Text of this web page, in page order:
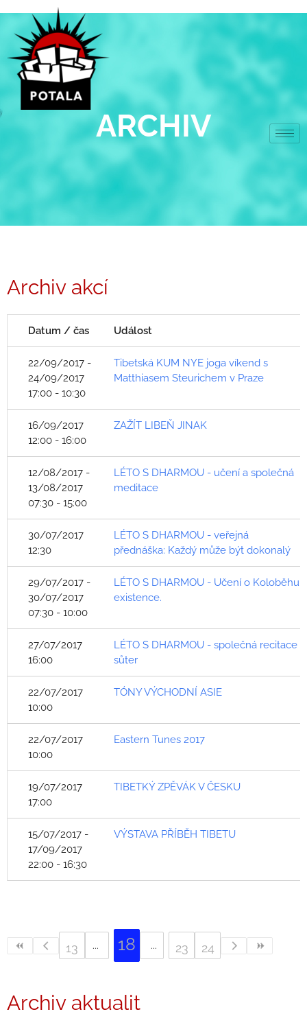
obsah
ARCHIV
Archiv akcí
Datum / čas Událost
22/09/2017 -
24/09/2017
17:00 - 10:30
Tibetská KUM NYE joga víkend s
Matthiasem Steurichem v Praze
16/09/2017
12:00 - 16:00
ZAŽÍT LIBEŇ JINAK
12/08/2017 -
13/08/2017
07:30 - 15:00
LÉTO S DHARMOU - učení a společná
meditace
30/07/2017
12:30
LÉTO S DHARMOU - veřejná
přednáška: Každý může být dokonalý
29/07/2017 -
30/07/2017
07:30 - 10:00
LÉTO S DHARMOU - Učení o Koloběhu
existence.
27/07/2017
16:00
LÉTO S DHARMOU - společná recitace
sůter
22/07/2017
10:00
TÓNY VÝCHODNÍ ASIE
22/07/2017
10:00
Eastern Tunes 2017
19/07/2017
17:00
TIBETKÝ ZPĚVÁK V ČESKU
15/07/2017 -
17/09/2017
22:00 - 16:30
VÝSTAVA PŘÍBĚH TIBETU
13 18 23 24
Archiv aktualit